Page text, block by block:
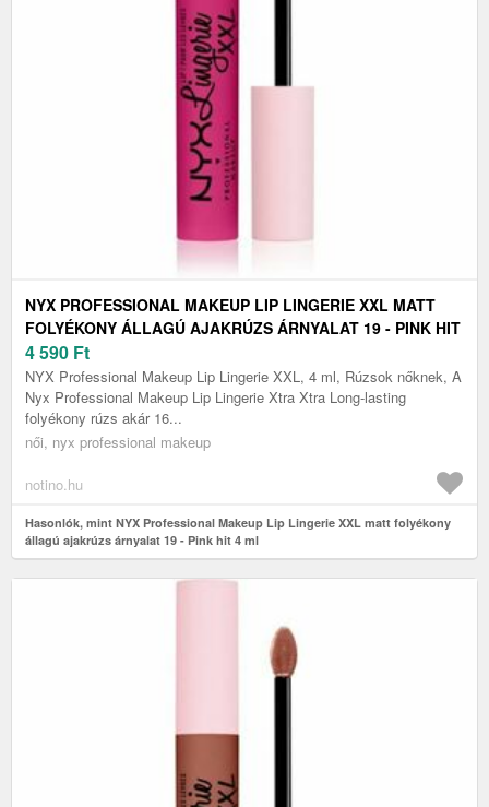
NYX PROFESSIONAL MAKEUP LIP LINGERIE XXL MATT
FOLYÉKONY ÁLLAGÚ AJAKRÚZS ÁRNYALAT 19 - PINK HIT
4 ML
4 590 Ft
NYX Professional Makeup Lip Lingerie XXL, 4 ml, Rúzsok nőknek, A
Nyx Professional Makeup Lip Lingerie Xtra Xtra Long-lasting
folyékony rúzs akár 16...
női, nyx professional makeup
notino.hu
Hasonlók, mint NYX Professional Makeup Lip Lingerie XXL matt folyékony
állagú ajakrúzs árnyalat 19 - Pink hit 4 ml